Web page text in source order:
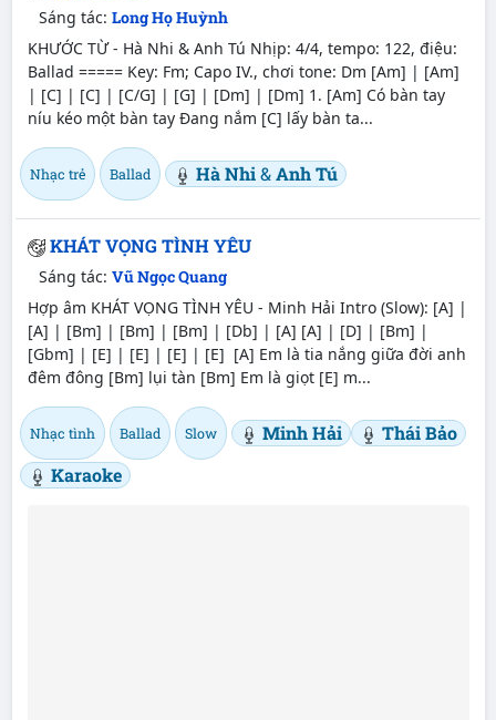
Sáng tác: Long Họ Huỳnh
KHƯỚC TỪ - Hà Nhi & Anh Tú Nhịp: 4/4, tempo: 122, điệu:
Ballad ===== Key: Fm; Capo IV., chơi tone: Dm [Am] | [Am]
| [C] | [C] | [C/G] | [G] | [Dm] | [Dm] 1. [Am] Có bàn tay
níu kéo một bàn tay Đang nắm [C] lấy bàn ta...
Nhạc trẻ Ballad Hà Nhi&Anh Tú
KHÁT VỌNG TÌNH YÊU
Sáng tác: Vũ Ngọc Quang
Hợp âm KHÁT VỌNG TÌNH YÊU - Minh Hải Intro (Slow): [A] |
[A] | [Bm] | [Bm] | [Bm] | [Db] | [A] [A] | [D] | [Bm] |
[Gbm] | [E] | [E] | [E] | [E] [A] Em là tia nắng giữa đời anh
đêm đông [Bm] lụi tàn [Bm] Em là giọt [E] m...
Nhạc tình Ballad Slow Minh Hải
Thái Bảo
Karaoke